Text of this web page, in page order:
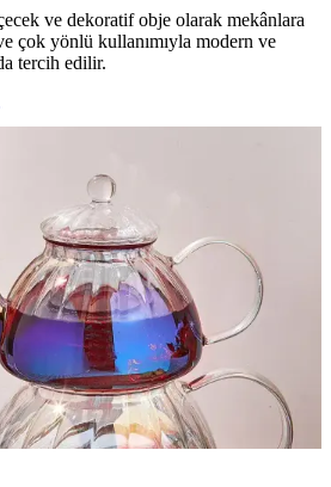
ve dekoratif obje olarak mekânlara
çok yönlü kullanımıyla modern ve
tercih edilir.